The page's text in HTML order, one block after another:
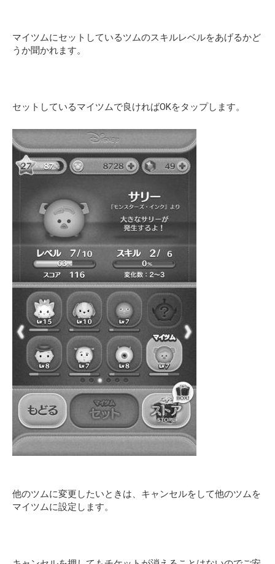
マイツムにセットしているツムのスキルレベルをあげるかど
うか聞かれます。
セットしているマイツムで良ければOKをタップします。
他のツムに変更したいときは、キャンセルをして他のツムを
マイツムに設定します。